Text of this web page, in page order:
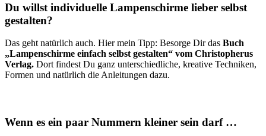
Du willst individuelle Lampenschirme lieber selbst
gestalten?
Das geht natürlich auch. Hier mein Tipp: Besorge Dir das Buch
„Lampenschirme einfach selbst gestalten“ vom Christopherus
Verlag. Dort findest Du ganz unterschiedliche, kreative Techniken,
Formen und natürlich die Anleitungen dazu.
Wenn es ein paar Nummern kleiner sein darf …